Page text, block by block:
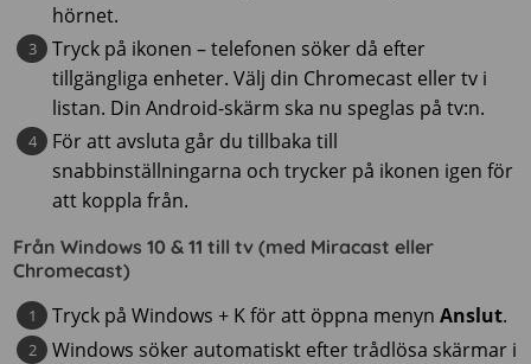
hörnet.
Tryck på ikonen – telefonen söker då efter
tillgängliga enheter. Välj din Chromecast eller tv i
listan. Din Android-skärm ska nu speglas på tv:n.
För att avsluta går du tillbaka till
snabbinställningarna och trycker på ikonen igen för
att koppla från.
Från Windows 10 & 11 till tv (med Miracast eller
Chromecast)
Tryck på Windows + K för att öppna menynAnslut.
Windows söker automatiskt efter trådlösa skärmar i